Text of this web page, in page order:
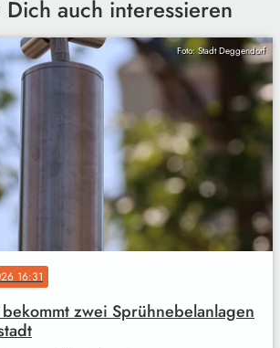
Dich auch interessieren
Foto: Stadt Deggendorf
16:31
zwei Sprühnebelanlagen